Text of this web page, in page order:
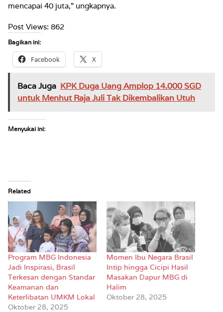
mencapai 40 juta,” ungkapnya.
Post Views: 862
Bagikan ini:
Facebook X
Baca Juga KPK Duga Uang Amplop 14.000 SGD
untuk Menhut Raja Juli Tak Dikembalikan Utuh
Menyukai ini:
Related
Program MBG Indonesia
Jadi Inspirasi, Brasil
Terkesan dengan Standar
Keamanan dan
Keterlibatan UMKM Lokal
Oktober 28, 2025
Momen Ibu Negara Brasil
Intip hingga Cicipi Hasil
Masakan Dapur MBG di
Halim
Oktober 28, 2025